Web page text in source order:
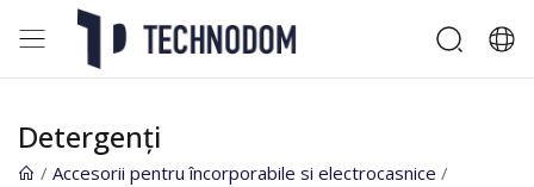
Detergenţi
/ Accesorii pentru încorporabile si electrocasnice /